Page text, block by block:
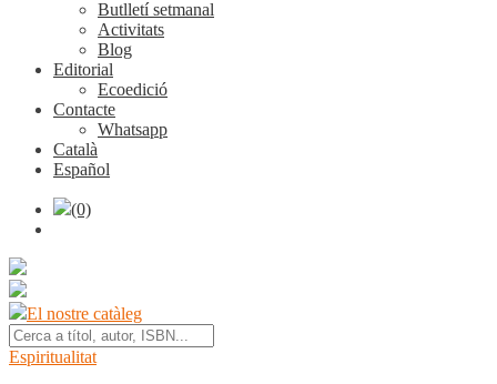
Butlletí setmanal
Activitats
Blog
Editorial
Ecoedició
Contacte
Whatsapp
Català
Español
(0)
El nostre catàleg
Espiritualitat